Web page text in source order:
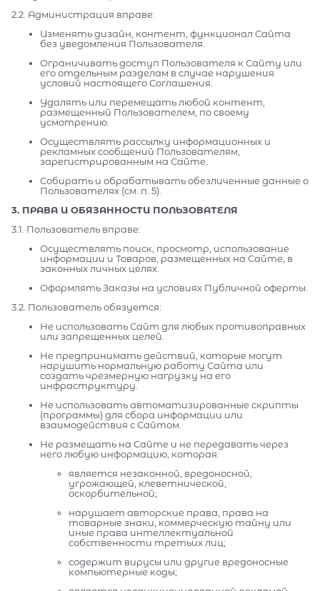
2.2. Администрация вправе:
Изменять дизайн, контент, функционал Сайта
без уведомления Пользователя.
Ограничивать доступ Пользователя к Сайту или
его отдельным разделам в случае нарушения
условий настоящего Соглашения.
Удалять или перемещать любой контент,
размещенный Пользователем, по своему
усмотрению.
Осуществлять рассылку информационных и
рекламных сообщений Пользователям,
зарегистрированным на Сайте.
Собирать и обрабатывать обезличенные данные о
Пользователях (см. п. 5).
3. ПРАВА И ОБЯЗАННОСТИ ПОЛЬЗОВАТЕЛЯ
3.1. Пользователь вправе:
Осуществлять поиск, просмотр, использование
информации и Товаров, размещенных на Сайте, в
законных личных целях.
Оформлять Заказы на условиях Публичной оферты.
3.2. Пользователь обязуется:
Не использовать Сайт для любых противоправных
или запрещенных целей.
Не предпринимать действий, которые могут
нарушить нормальную работу Сайта или
создать чрезмерную нагрузку на его
инфраструктуру.
Не использовать автоматизированные скрипты
(программы) для сбора информации или
взаимодействия с Сайтом.
Не размещать на Сайте и не передавать через
него любую информацию, которая:
является незаконной, вредоносной,
угрожающей, клеветнической,
оскорбительной;
нарушает авторские права, права на
товарные знаки, коммерческую тайну или
иные права интеллектуальной
собственности третьих лиц;
содержит вирусы или другие вредоносные
компьютерные коды;